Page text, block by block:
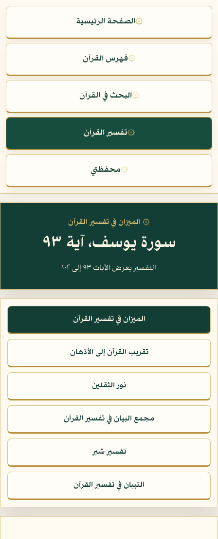
۞الصفحة الرئيسية
۞فهرس القرآن
۞البحث في القرآن
۞تفسير القرآن
۞محفظتي
۞ الميزان في تفسير القرآن
سورة يوسف، آية ٩٣
التفسير يعرض الآيات ٩٣ إلى ١٠٢
الميزان في تفسير القرآن
تقريب القرآن إلى الأذهان
نور الثقلين
مجمع البيان في تفسير القرآن
تفسير شبر
التبيان في تفسير القرآن